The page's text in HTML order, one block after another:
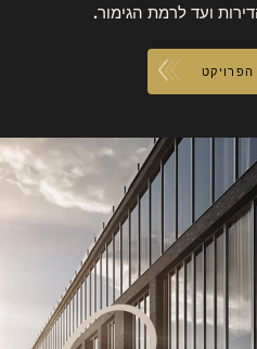
ועד לרמת הגימור.
הפרויקט